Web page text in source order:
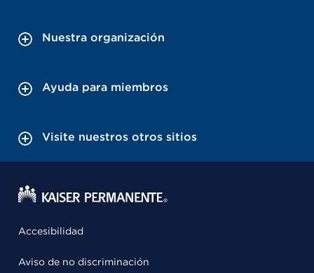
Nuestra organización
Ayuda para miembros
Visite nuestros otros sitios
Accesibilidad
Aviso de no discriminación